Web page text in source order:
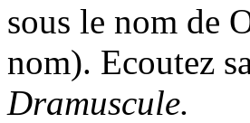
sous le nom de
nom). Ecoutez
Dramuscule.